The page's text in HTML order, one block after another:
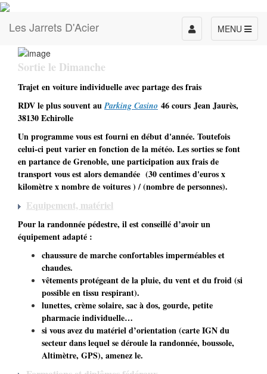
Les Jarrets D'Acier MENU
Toggle
navigation
Sortie le Dimanche
Trajet en voiture individuelle avec partage des frais
RDV le plus souvent auParking Casino 46 cours Jean Jaurès,
38130 Echirolle
Un programme vous est fourni en début d'année. Toutefois
celui-ci peut varier en fonction de la météo. Les sorties se font
en partance de Grenoble, une participation aux frais de
transport vous est alors demandée (30 centimes d'euros x
kilomètre x nombre de voitures ) / (nombre de personnes).
Equipement, matériel
Pour la randonnée pédestre, il est conseillé d’avoir un
équipement adapté :
chaussure de marche confortables imperméables et
chaudes.
vêtements protégeant de la pluie, du vent et du froid (si
possible en tissu respirant).
lunettes, crème solaire, sac à dos, gourde, petite
pharmacie individuelle…
si vous avez du matériel d’orientation (carte IGN du
secteur dans lequel se déroule la randonnée, boussole,
Altimètre, GPS), amenez le.